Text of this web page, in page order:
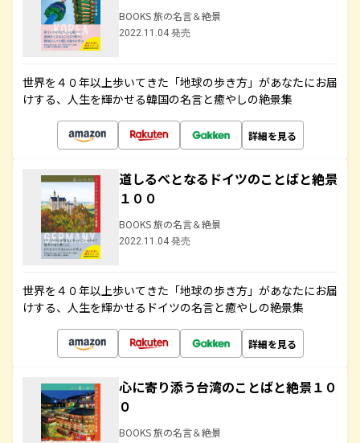
BOOKS 旅の名言＆絶景
2022.11.04 発売
世界を４０年以上歩いてきた「地球の歩き方」があなたにお届
けする、人生を輝かせる韓国の名言と癒やしの絶景集
詳細を見る
道しるべとなるドイツのことばと絶景
１００
BOOKS 旅の名言＆絶景
2022.11.04 発売
世界を４０年以上歩いてきた「地球の歩き方」があなたにお届
けする、人生を輝かせるドイツの名言と癒やしの絶景集
詳細を見る
心に寄り添う台湾のことばと絶景１０
０
BOOKS 旅の名言＆絶景